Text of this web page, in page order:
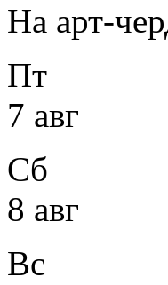
На арт-
Пт
7 авг
Сб
8 авг
Вс